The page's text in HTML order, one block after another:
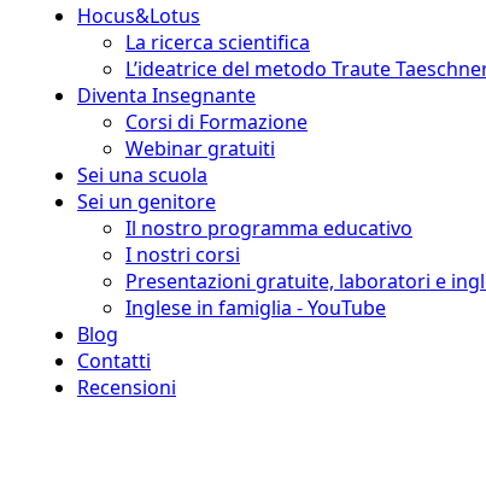
Hocus&Lotus
La ricerca scientifica
L’ideatrice del metodo Traute
Diventa Insegnante
Corsi di Formazione
Webinar gratuiti
Sei una scuola
Sei un genitore
Il nostro programma educativo
I nostri corsi
Presentazioni gratuite, laboratori e
Inglese in famiglia - YouTube
Blog
Contatti
Recensioni